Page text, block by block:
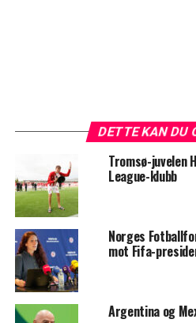
DETTE KAN DU
Tromsø-juvelen
League-klubb
Norges
mot Fifa-
Argentina og